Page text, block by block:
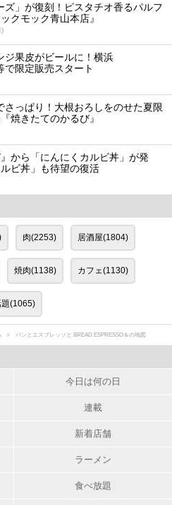
ズ」が復刻！ピスタチオ香るパルフ
クモック青山本店』
)
ジ果皮がビールに！横浜
で限定販売スタート
さっぱり！大根おろしをのせた夏限
焼きたてのかるび』
』から「にんにくカルビ丼」が発
ビ丼」も待望の復活
肉(2253) 居酒屋(1804)
焼肉(1138) カフェ(1130)
題(1065)
パンとエスプレッソと BREAD ESPRESSO＆の地図
今日は何の日
連載
新着店舗
ラーメン
食べ放題